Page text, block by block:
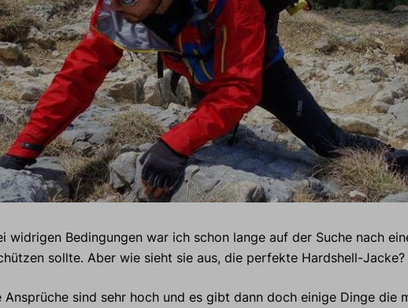
widrigen Bedingungen war ich schon lange auf der Suche nach
sollte. Aber wie sieht sie aus, die perfekte Hardshell-Jacke?
Ansprüche sind sehr hoch und es gibt dann doch einige Dinge die